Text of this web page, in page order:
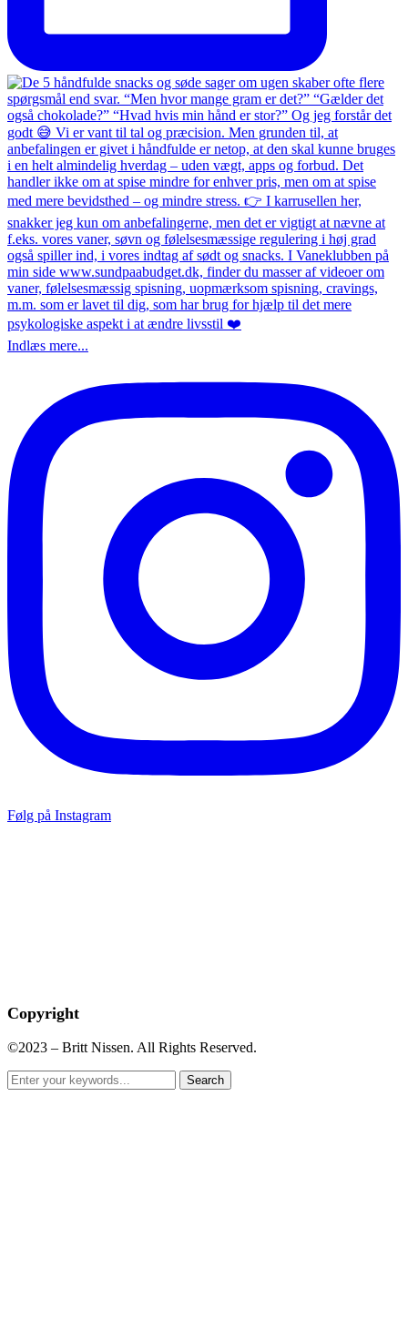
Indlæs mere...
Følg på Instagram
Copyright
©2023 – Britt Nissen. All Rights Reserved.